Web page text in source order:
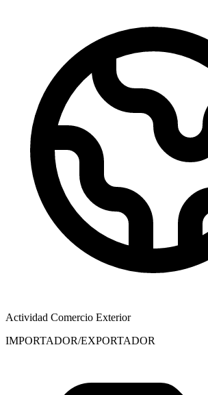
Actividad Comercio Exterior
IMPORTADOR/EXPORTADOR